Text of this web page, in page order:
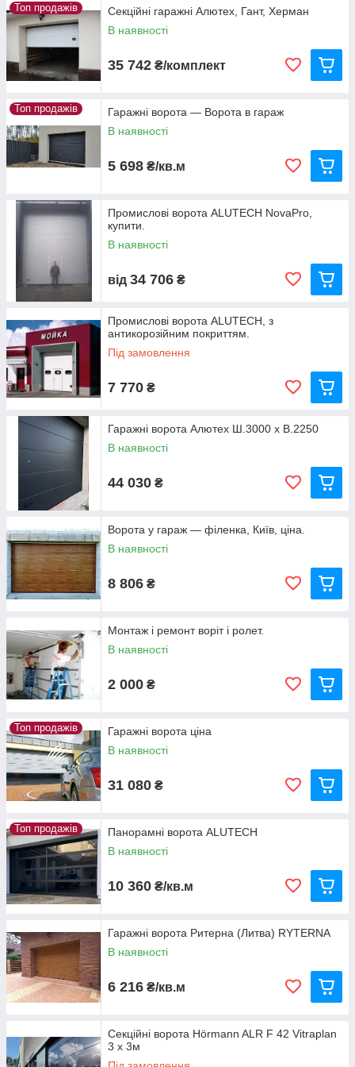
рахунок.
Переваги вибору секційних комірних
систем «Алютех»
01
розташування всередині гаража, відсутність
необхідності додаткового місця перед гаражем.
02
Секційні ворота комплектуються надійною
інтенсивністю використання.
03
Сучасні конструкції та матеріали дозволяють
заощаджувати місце, в якому б положенні не
знаходилося полотно.
04
Гаражні ворота прості, комфортні і надійні в
експлуатації, забезпечують абсолютний захист
ваших об'єктів.
Топ продажів
Секційні гаражні Алютех, Гант, Херман
В наявності
35 742 ₴/комплект
Топ продажів
Гаражні ворота — Ворота в гараж
В наявності
5 698 ₴/кв.м
Промислові ворота ALUTECH NovaPro,
купити.
В наявності
від 34 706 ₴
Промислові ворота ALUTECH, з
антикорозійним покриттям.
Під замовлення
7 770 ₴
Гаражні ворота Алютех Ш.3000 х В.2250
В наявності
44 030 ₴
Ворота у гараж — філенка, Київ, ціна.
В наявності
8 806 ₴
Монтаж і ремонт воріт і ролет.
В наявності
2 000 ₴
Топ продажів
Гаражні ворота ціна
В наявності
31 080 ₴
Топ продажів
Панорамні ворота ALUTECH
В наявності
10 360 ₴/кв.м
Гаражні ворота Ритерна (Литва) RYTERNA
В наявності
6 216 ₴/кв.м
Секційні ворота Hörmann ALR F 42 Vitraplan
3 х 3м